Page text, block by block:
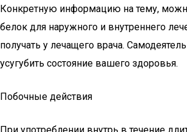
Конкретную информацию на тему,
белок для наружного и внутреннего
получать у лечащего врача.
усугубить состояние вашего здоровья.
Побочные действия